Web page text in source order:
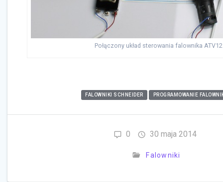
Połączony układ sterowania falownika ATV12
FALOWNIKI SCHNEIDER PROGRAMOWANIE
0 30 maja 2014
Falowniki